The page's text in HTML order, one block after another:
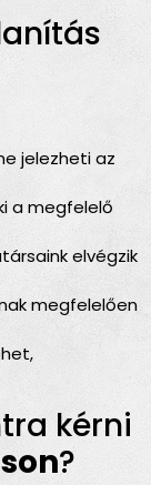
jelezheti az
a megfelelő
elvégzik
megfelelően
kérni
?